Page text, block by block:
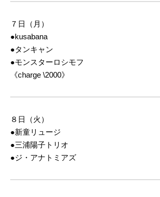
７日（月）
●kusabana
●タンキャン
●モンスターロシモフ
《charge \2000》
８日（火）
●新童リュージ
●三浦陽子トリオ
●ジ・アナトミアズ